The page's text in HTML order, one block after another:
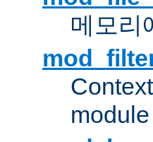
메모리
module